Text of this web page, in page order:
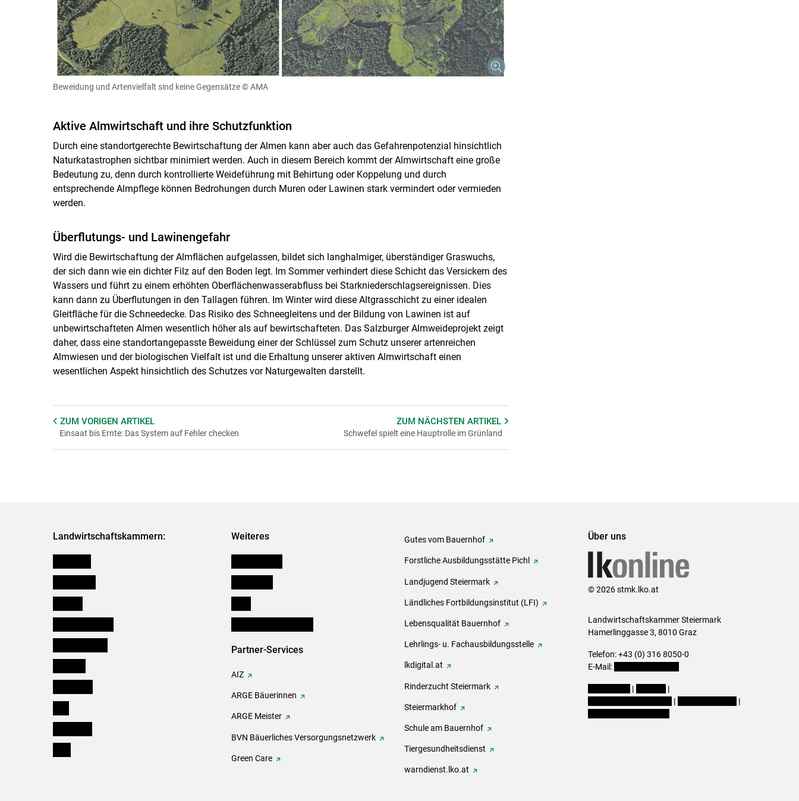
Beweidung und Artenvielfalt sind keine Gegensätze © AMA
Aktive Almwirtschaft und ihre Schutzfunktion
Durch eine standortgerechte Bewirtschaftung der Almen kann aber auch das Gefahrenpotenzial hinsichtlich
Naturkatastrophen sichtbar minimiert werden. Auch in diesem Bereich kommt der Almwirtschaft eine große
Bedeutung zu, denn durch kontrollierte Weideführung mit Behirtung oder Koppelung und durch
entsprechende Almpflege können Bedrohungen durch Muren oder Lawinen stark vermindert oder vermieden
werden.
Überflutungs- und Lawinengefahr
Wird die Bewirtschaftung der Almflächen aufgelassen, bildet sich langhalmiger, überständiger Graswuchs,
der sich dann wie ein dichter Filz auf den Boden legt. Im Sommer verhindert diese Schicht das Versickern des
Wassers und führt zu einem erhöhten Oberflächenwasserabfluss bei Starkniederschlagsereignissen. Dies
kann dann zu Überflutungen in den Tallagen führen. Im Winter wird diese Altgrasschicht zu einer idealen
Gleitfläche für die Schneedecke. Das Risiko des Schneegleitens und der Bildung von Lawinen ist auf
unbewirtschafteten Almen wesentlich höher als auf bewirtschafteten. Das Salzburger Almweideprojekt zeigt
daher, dass eine standortangepasste Beweidung einer der Schlüssel zum Schutz unserer artenreichen
Almwiesen und der biologischen Vielfalt ist und die Erhaltung unserer aktiven Almwirtschaft einen
wesentlichen Aspekt hinsichtlich des Schutzes vor Naturgewalten darstellt.
ZUM VORIGEN ARTIKEL
Einsaat bis Ernte: Das System auf Fehler checken
ZUM NÄCHSTENARTIKEL
Schwefel spielt eine Hauptrolle im Grünland
Landwirtschaftskammern: Weiteres
Partner-Services
AIZ
ARGE Bäuerinnen
ARGE Meister
BVN Bäuerliches Versorgungsnetzwerk
Green Care
Gutes vom Bauernhof
Forstliche Ausbildungsstätte Pichl
Landjugend Steiermark
Ländliches Fortbildungsinstitut (LFI)
Lebensqualität Bauernhof
Lehrlings- u. Fachausbildungsstelle
lkdigital.at
Rinderzucht Steiermark
Steiermarkhof
Schule am Bauernhof
Tiergesundheitsdienst
warndienst.lko.at
Über uns
© 2026 stmk.lko.at
Landwirtschaftskammer Steiermark
Hamerlinggasse 3, 8010 Graz
Telefon: +43 (0) 316 8050-0
E-Mail:
|
|
|
|